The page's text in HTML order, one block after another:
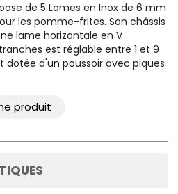
de 5 Lames en Inox de 6 mm
les pomme-frites. Son châssis
lame horizontale en V
est réglable entre 1 et 9
d'un poussoir avec piques
produit